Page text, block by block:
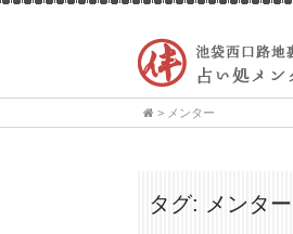
> メンター
タグ: メンター